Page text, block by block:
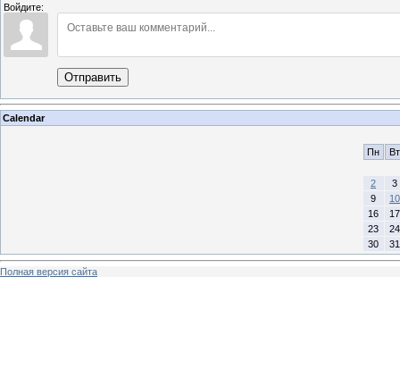
Войдите:
Отправить
Calendar
Пн Вт
2
3
9
10
16
17
23
24
30
31
Полная версия сайта